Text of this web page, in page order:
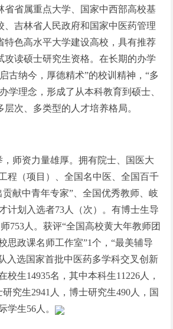
省省属重点大学、国家中西部高校基
、吉林省人民政府和国家中医药管理
特色高水平大学建设高校，具有推荐
攻读硕士研究生资格。在长期的办学
古纳今，厚德精术”的校训精神，“多
学理念，形成了从本科教育到硕士、
次、多类型的人才培养格局。
，师资力量雄厚。拥有院士、国医大
程（项目）、全国名中医、全国百千
献中青年专家”、全国优秀教师、岐
计划入选者73人（次）。有博士生导
753人。获评“全国高校黄大年教师团
思政课名师工作室”1个，“最美辅导
入选国家首批中医药多学科交叉创新
校生14935名，其中本科生11226人，
究生2941人，博士研究生490人，国
际学生56人。